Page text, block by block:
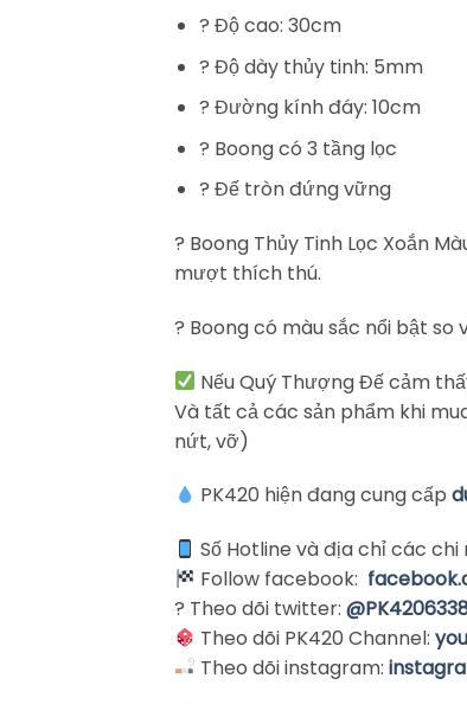
? Độ cao: 30cm
? Độ dày thủy tinh: 5mm
? Đường kính đáy: 10cm
? Boong có 3 tầng lọc
? Đế tròn đứng vững
? Boong Thủy Tinh Lọc Xoắn
mượt thích thú.
? Boong có màu sắc nổi bật
Nếu Quý Thượng Đế cảm
Và tất cả các sản phẩm khi
nứt, vỡ)
PK420 hiện đang cung cấp
Số Hotline và địa chỉ các chi
Follow facebook:
? Theo dõi twitter:
Theo dõi PK420 Channel:
Theo dõi instagram: